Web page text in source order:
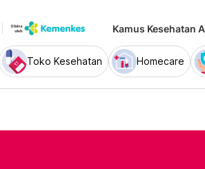
Kamus Kesehatan
Toko Kesehatan Homecare